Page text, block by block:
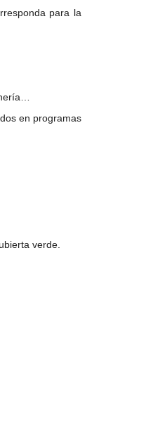
para la
en programas
verde.